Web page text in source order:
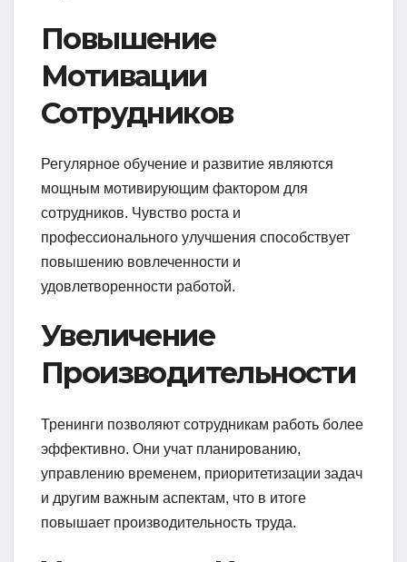
Повышение
Мотивации
Сотрудников
Регулярное обучение и развитие являются
мощным мотивирующим фактором для
сотрудников. Чувство роста и
профессионального улучшения способствует
повышению вовлеченности и
удовлетворенности работой.
Увеличение
Производительности
Тренинги позволяют сотрудникам работь более
эффективно. Они учат планированию,
управлению временем, приоритетизации задач
и другим важным аспектам, что в итоге
повышает производительность труда.